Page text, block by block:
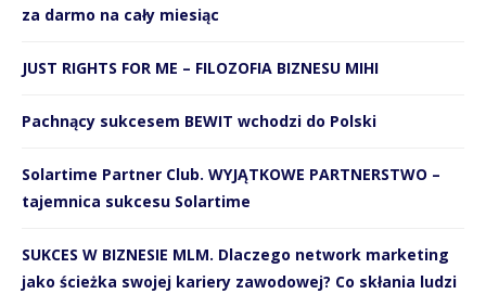
za darmo na cały miesiąc
JUST RIGHTS FOR ME – FILOZOFIA BIZNESU MIHI
Pachnący sukcesem BEWIT wchodzi do Polski
Solartime Partner Club. WYJĄTKOWE PARTNERSTWO –
tajemnica sukcesu Solartime
SUKCES W BIZNESIE MLM. Dlaczego network marketing
jako ścieżka swojej kariery zawodowej? Co skłania ludzi